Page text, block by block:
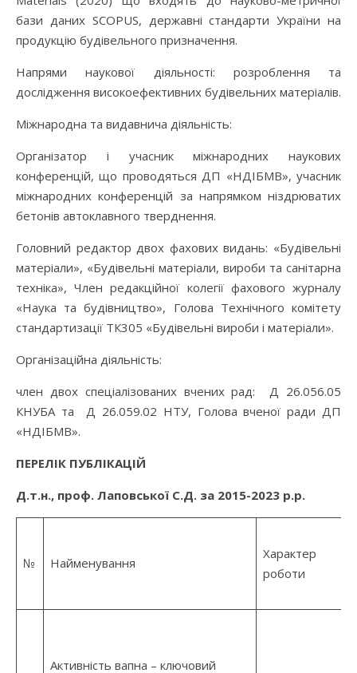
бази даних SCOPUS, державні стандарти України на
продукцію будівельного призначення.
Напрями наукової діяльності: розроблення та
дослідження високоефективних будівельних матеріалів.
Міжнародна та видавнича діяльність:
Організатор і учасник міжнародних наукових
конференцій, що проводяться ДП «НДІБМВ», учасник
міжнародних конференцій за напрямком ніздрюватих
бетонів автоклавного тверднення.
Головний редактор двох фахових видань: «Будівельні
матеріали», «Будівельні матеріали, вироби та санітарна
техніка», Член редакційної колегії фахового журналу
«Наука та будівництво», Голова Технічного комітету
стандартизації ТК305 «Будівельні вироби і матеріали».
Організаційна діяльність:
член двох спеціалізованих вчених рад: Д 26.056.05
КНУБА та Д 26.059.02 НТУ, Голова вченої ради ДП
«НДІБМВ».
ПЕРЕЛІК ПУБЛІКАЦІЙ
Д.т.н., проф. Лаповської С.Д. за 2015-2023 р.р.
№ Найменування
Характер
роботи
Активність вапна – ключовий